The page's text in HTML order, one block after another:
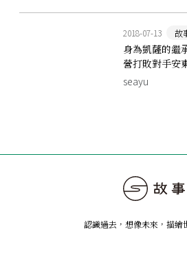
2018-07-13 故
身為凱薩的繼
營打敗對手安
seayu
認識過去，想像未來 ， 描繪